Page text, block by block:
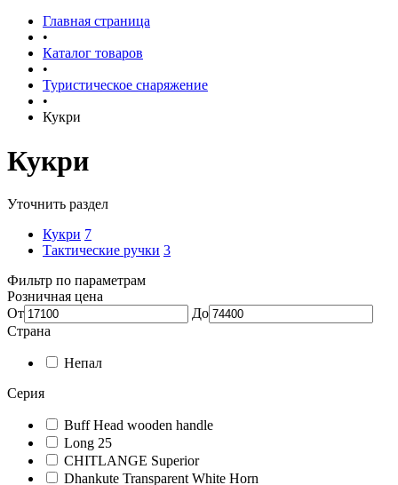
Главная страница
•
Каталог товаров
•
Туристическое снаряжение
•
Кукри
Кукри
Уточнить раздел
Кукри 7
Тактические ручки 3
Фильтр по параметрам
Розничная цена
От
До
Страна
Непал
Серия
Buff Head wooden handle
Long 25
CHITLANGE Superior
Dhankute Transparent White Horn